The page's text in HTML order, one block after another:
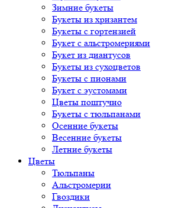
Зимние букеты
Букеты из хризантем
Букеты с гортензией
Букет с альстромериями
Букет из диантусов
Букеты из сухоцветов
Букеты с пионами
Букет с эустомами
Цветы поштучно
Букеты с тюльпанами
Осенние букеты
Весенние букеты
Летние букеты
Цветы
Тюльпаны
Альстромерии
Гвоздики